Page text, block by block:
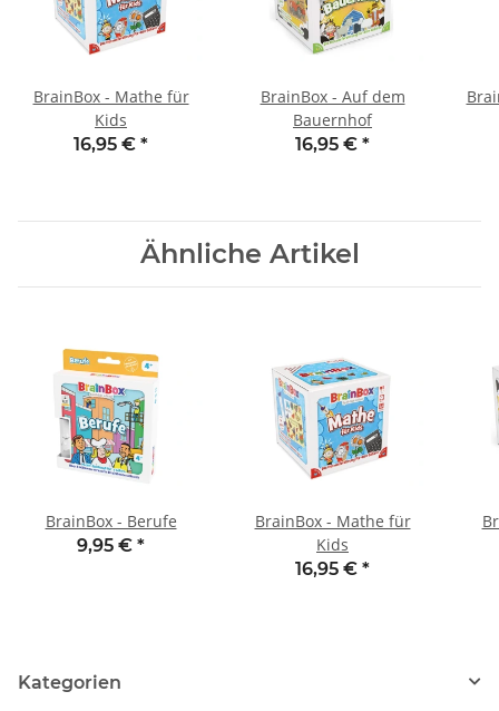
BrainBox - Mathe für
Kids
16,95 € *
BrainBox - Auf dem
Bauernhof
16,95 € *
Ähnliche Artikel
BrainBox - Berufe
9,95 € *
BrainBox - Mathe für
Kids
16,95 € *
Kategorien